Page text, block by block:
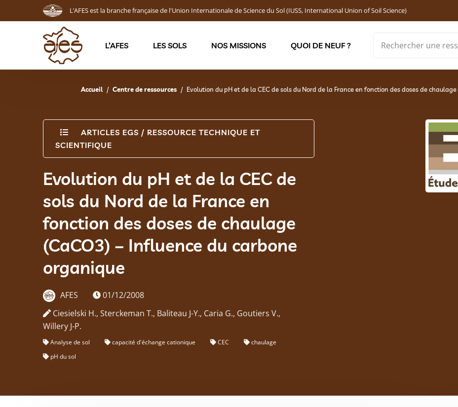
L’AFES est la branche française de l'Union Internationale de Science du Sol (IUSS, International Union of Soil Science)
L’AFES LES SOLS NOS MISSIONS QUOI DE NEUF ?
Accueil Centre de ressources Evolution du pH et de la CEC de sols du Nord de la France en fonction des doses de
ARTICLES EGS / RESSOURCE TECHNIQUE ET
SCIENTIFIQUE
Evolution du pH et de la CEC de
sols du Nord de la France en
fonction des doses de chaulage
(CaCO3) – Influence du carbone
organique
AFES
01/12/2008
Ciesielski H., Sterckeman T., Baliteau J-Y., Caria G., Goutiers V.,
Willery J-P.
Analyse de sol capacité d'échange cationique CEC
chaulage
pH du sol